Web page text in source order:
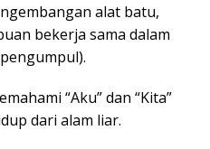
alat batu,
bekerja sama dalam
“Aku” dan “Kita”
dari alam liar.